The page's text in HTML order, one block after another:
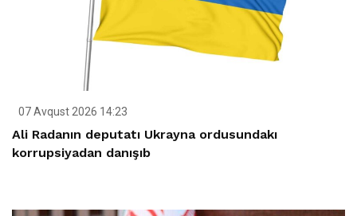
07 Avqust 2026 14:23
Ali Radanın deputatı Ukrayna ordusundakı
korrupsiyadan danışıb